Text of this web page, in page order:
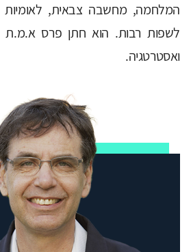
המלחמה, מחשבה צבאית, לאומיות
לשפות רבות. הוא חתן פרס
ואסטרטגיה.